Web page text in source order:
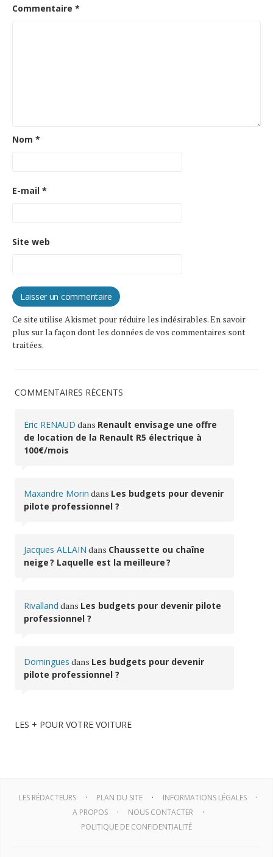
Commentaire *
Nom *
E-mail *
Site web
Ce site utilise Akismet pour réduire les indésirables.En savoir
plus sur la façon dont les données de vos commentaires sont
traitées.
COMMENTAIRES RÉCENTS
Eric RENAUD dans Renault envisage une offre
de location de la Renault R5 électrique à
100€/mois
Maxandre Morin dans Les budgets pour devenir
pilote professionnel ?
Jacques ALLAIN dans Chaussette ou chaîne
neige ? Laquelle est la meilleure ?
Rivalland dans Les budgets pour devenir pilote
professionnel ?
Domingues dans Les budgets pour devenir
pilote professionnel ?
LES + POUR VOTRE VOITURE
LES RÉDACTEURS PLAN DU SITE
INFORMATIONS LÉGALES
A PROPOS
NOUS CONTACTER
POLITIQUE DE CONFIDENTIALITÉ